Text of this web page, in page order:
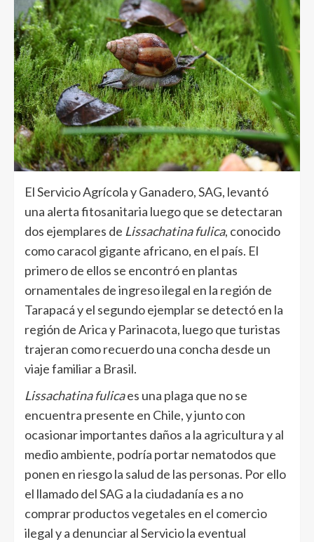
El Servicio Agrícola y Ganadero, SAG, levantó
una alerta fitosanitaria luego que se detectaran
dos ejemplares de Lissachatina fulica, conocido
como caracol gigante africano, en el país. El
primero de ellos se encontró en plantas
ornamentales de ingreso ilegal en la región de
Tarapacá y el segundo ejemplar se detectó en la
región de Arica y Parinacota, luego que turistas
trajeran como recuerdo una concha desde un
viaje familiar a Brasil.
Lissachatina fulicaes una plaga que no se
encuentra presente en Chile, y junto con
ocasionar importantes daños a la agricultura y al
medio ambiente, podría portar nematodos que
ponen en riesgo la salud de las personas. Por ello
el llamado del SAG a la ciudadanía es a no
comprar productos vegetales en el comercio
ilegal y a denunciar al Servicio la eventual